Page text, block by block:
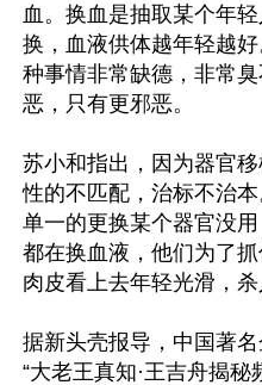
血。换血是抽取某个年
换，血液供体越年轻越
种事情非常缺德，非常
恶，只有更邪恶。
苏小和指出，因为器官
性的不匹配，治标不治
单一的更换某个器官没
都在换血液，他们为了
肉皮看上去年轻光滑，杀
据新头壳报导，中国著
“大老王真知·王吉舟揭